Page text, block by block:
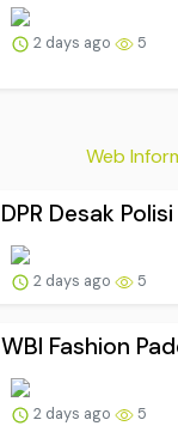
2 days ago 5
Web
DPR Desak
2 days ago 5
WBI Fashion
2 days ago 5